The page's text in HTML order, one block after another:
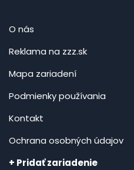
O nás
Reklama na zzz.sk
Mapa zariadení
Podmienky používania
Kontakt
Ochrana osobných údajov
+ Pridať zariadenie